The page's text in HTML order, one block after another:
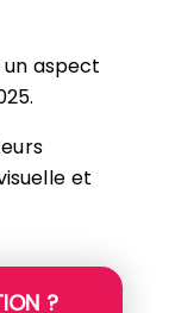
un aspect
et
?